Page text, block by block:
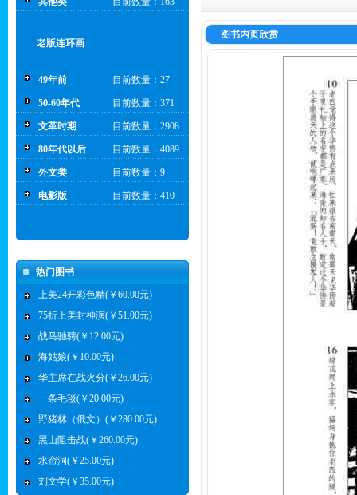
老版连环画
49年前 目前数量：27
50-60年代 目前数量：371
文革时期 目前数量：2908
80年代以后 目前数量：4089
外文类 目前数量：9
电影版 目前数量：410
热门图书
上美24开彩色精(￥60.00元)
75折上美封神演(￥51.00元)
战马驰骋(￥12.00元)
海姑娘(￥10.00元)
华主席在战火分(￥26.00元)
一条毛毯(￥20.00元)
野猪林（俄文）(￥280.00元)
黑山阻击战(￥260.00元)
水帘洞(￥25.00元)
刘文学(￥35.00元)
图书内页欣赏